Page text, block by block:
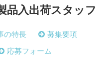
品入出荷スタッフ
の特長 募集要項
応募フォーム